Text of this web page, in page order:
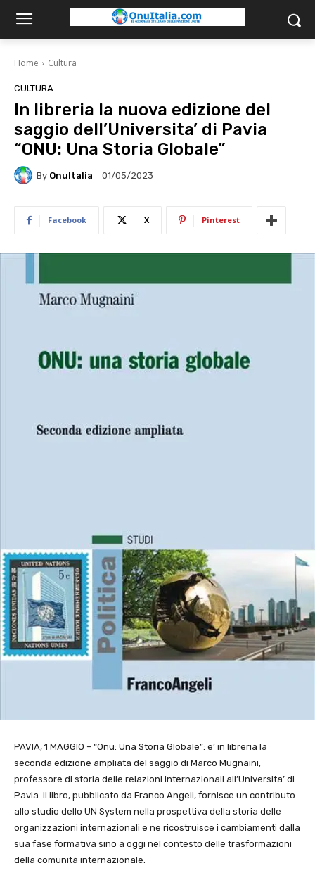
Home Cultura
CULTURA
In libreria la nuova edizione del
saggio dell’Universita’ di Pavia
“ONU: Una Storia Globale”
By OnuItalia 01/05/2023
Facebook X Pinterest
PAVIA, 1 MAGGIO – “Onu: Una Storia Globale”: e’ in libreria la
seconda edizione ampliata del saggio di Marco Mugnaini,
professore di storia delle relazioni internazionali all’Universita’ di
Pavia. Il libro, pubblicato da Franco Angeli, fornisce un contributo
allo studio dello UN System nella prospettiva della storia delle
organizzazioni internazionali e ne ricostruisce i cambiamenti dalla
sua fase formativa sino a oggi nel contesto delle trasformazioni
della comunità internazionale.